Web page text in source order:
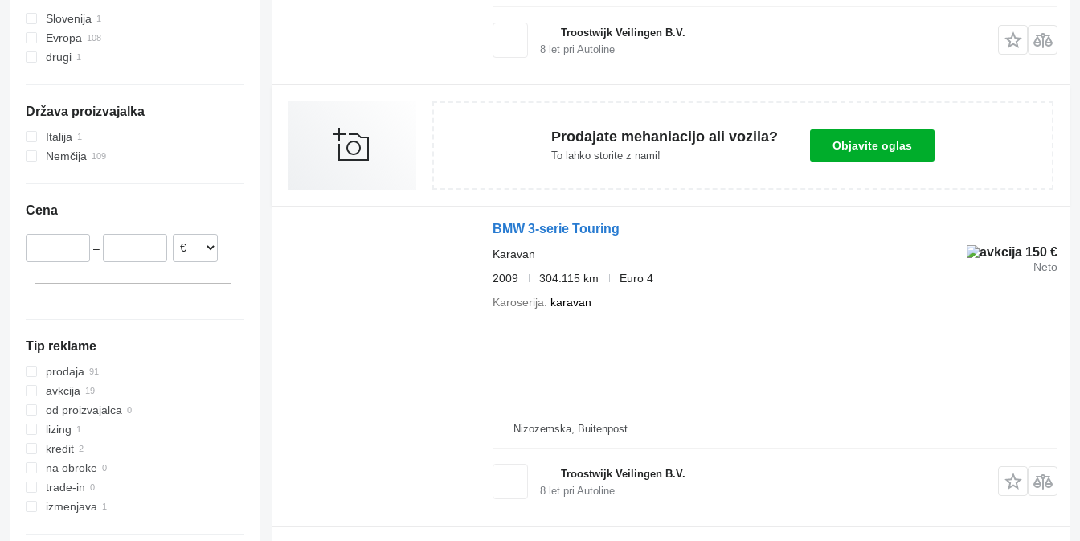
Slovenija
Evropa
Nizozemska
Italija
drugi
Država proizvajalka
Italija
Nemčija
Cena
–
Tip reklame
prodaja
avkcija
od proizvajalca
lizing
kredit
na obroke
trade-in
izmenjava
Troostwijk Veilingen B.V.
8let pri Autoline
Prodajate mehaniacijo ali vozila?
To lahko storite z nami!
Objavite oglas
BMW 3-serie Touring
150 €
Neto
Karavan
2009
304.115 km
Euro 4
Karoserija
karavan
Nizozemska, Buitenpost
Troostwijk Veilingen B.V.
8let pri Autoline